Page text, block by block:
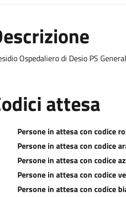
Ospedaliero di Desio PS
attesa
Persone in attesa con codice
Persone in attesa con codice
Persone in attesa con codice
Persone in attesa con codice
Persone in attesa con codice